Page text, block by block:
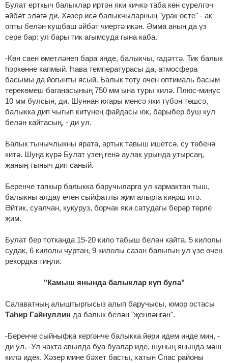
Булат ерткыч балыклар иртән яки кичкә таба көн сүрелгәч
әйбәт эләгә ди. Хәзер исә балыкчыларның "урак өсте" - ак
опты белән кушбаш әйбәт чиертә икән. Әмма аның да үз
сере бар: ул бары тик агымсуда гына каба.
-Көн саен өметләнеп бара инде, балыкчы, гадәттә. Тик балык
һәркөнне капмый. Һава температурасы да, атмосфера
басымы да йогынты ясый. Балык тоту өчен оптималь басым
терекөмеш баганасының 750 мм ына туры килә. Плюс-минус
10 мм булсын, ди. Шуннан югары менсә яки түбән төшсә,
балыкка дип чыгып китүнең файдасы юк, барыбер буш кул
белән кайтасың, - ди ул.
Балык тынычлыкны ярата, артык тавыш ишетсә, су төбенә
китә. Шуңа күрә Булат үзең генә аулак урында утырсаң,
җаның тыныч дип саный.
Беренче тапкыр балыкка баручыларга ул кармактан тыш,
балыкны алдау өчен сыйфатлы җим алырга киңәш итә.
Әйтик, суалчан, кукуруз, борчак яки сатудагы берәр төрле
җим.
Булат бер тотканда 15-20 кило табыш белән кайта. 5 килолы
судак, 6 килолы чуртан, 9 килолы сазан балыгын ул үзе өчен
рекордка тиңли.
"Камыш янында балыклар күп була"
Салаватның алыштыргысыз алып баручысы, юмор остасы
Таһир Гайнуллин да балык белән "җенләнгән".
-Беренче сыйныфка кергәнче балыкка йөри идем инде мин, -
ди ул. -Ул чакта авылда буа буалар иде, шуның янында мәш
килә идек. Хәзер мине бәхет басты, хатын Спас районы